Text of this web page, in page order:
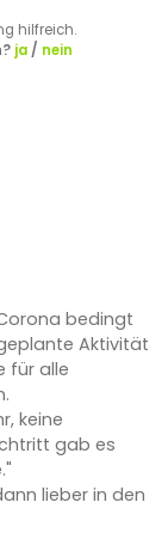
hilfreich.
ja/ nein
bedingt
Aktivität
für alle
keine
gab es
lieber in den